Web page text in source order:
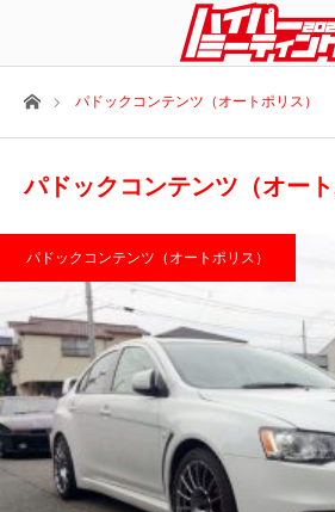
ホームパドックコンテンツ（オートポリス）
パドックコンテンツ（オー
パドックコンテンツ（オートポリス）